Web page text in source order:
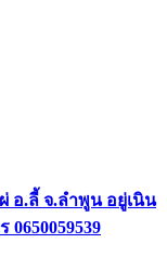
อ.ลี้ จ.ลำพูน อยู่เนิน